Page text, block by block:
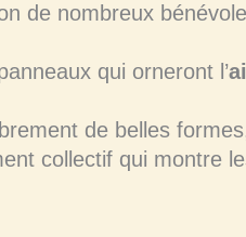
de nombreux
qui orneront l’
de belles
collectif qui montre